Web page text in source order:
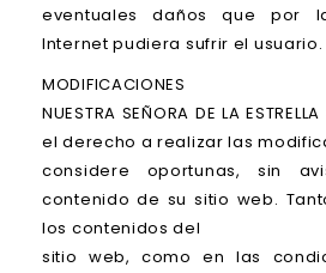
eventuales daños que por
Internet pudiera sufrir el usuario.
MODIFICACIONES
NUESTRA SEÑORA DE LA
el derecho a realizar las
considere oportunas, sin
contenido de su sitio web.
los contenidos del
sitio web, como en las